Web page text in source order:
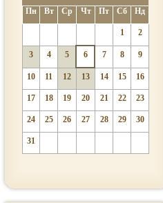
Пн
Вт Ср Чт Пт Сб Нд
1 2
3 4 5 6 7 8 9
10 11 12 13 14 15 16
17 18 19 20 21 22 23
24 25 26 27 28 29 30
31